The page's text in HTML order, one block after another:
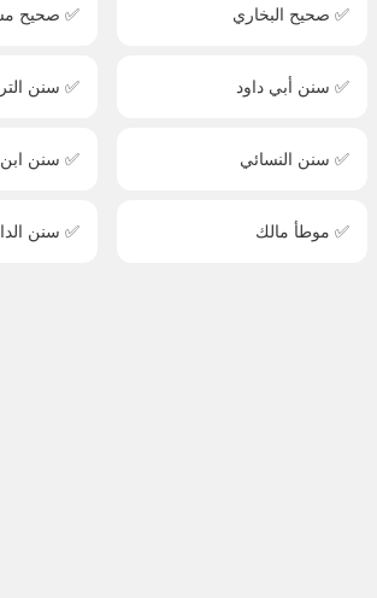
✅ صحيح البخاري ✅ صحيح
✅ سنن أبي داود ✅ سنن
✅ سنن النسائي ✅ سنن
✅ موطأ مالك ✅ سنن